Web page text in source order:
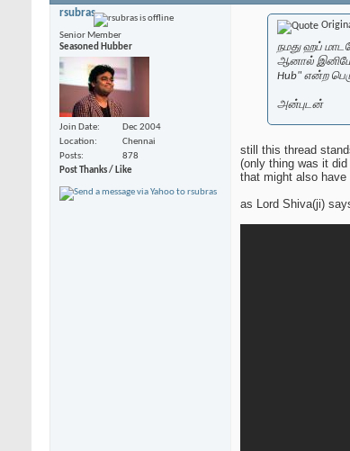
rsubras
Senior Member
Seasoned Hubber
Join Date
Dec 2004
Location
Chennai
Posts
878
Post Thanks / Like
நமது ஹப்
ஆனால்
Hub" என்ற
அன்புடன்
still this thread
(only thing was it
that might also
as Lord Shiva(ji)